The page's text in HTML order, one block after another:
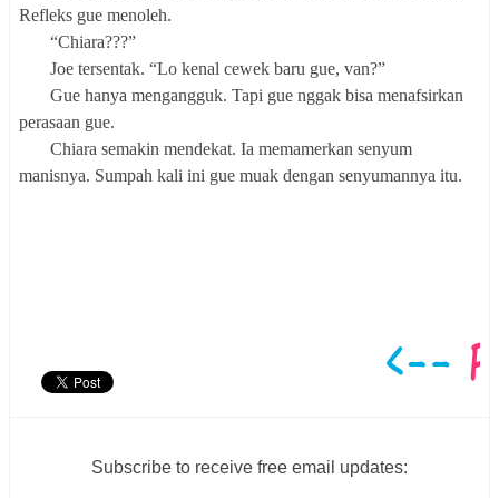
Refleks gue menoleh.
“Chiara???”
Joe tersentak. “Lo kenal cewek baru gue, van?”
Gue hanya mengangguk. Tapi gue nggak bisa menafsirkan
perasaan gue.
Chiara semakin mendekat. Ia memamerkan senyum
manisnya. Sumpah kali ini gue muak dengan senyumannya itu.
Subscribe to receive free email updates: